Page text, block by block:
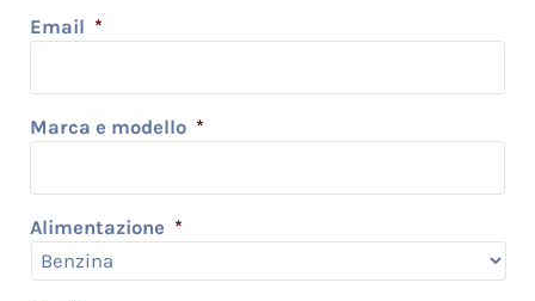
Email *
Marca e modello *
Alimentazione *